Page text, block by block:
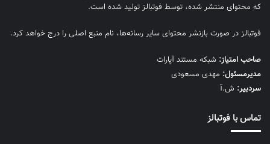
که محتوای منتشر شده، توسط فوتبالز تولید شده است.
فوتبالز در صورت بازنشر محتوای سایر رسانه‌ها، نام منبع اصلی را درج خواهد کرد.
صاحب امتیاز: شبکه مستند آپارات
مديرمسئول: مهدی مسعودی
سردبیر: ش.آ
تماس با فوتبالز